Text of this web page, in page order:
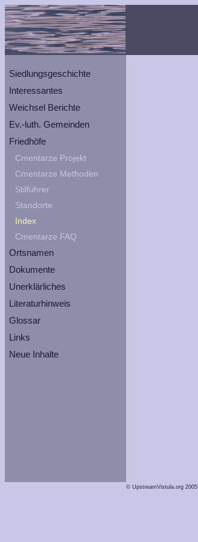
Siedlungsgeschichte
Interessantes
Weichsel Berichte
Ev.-luth. Gemeinden
Friedhöfe
Cmentarze Projekt
Cmentarze Methoden
Stilführer
Standorte
Index
Cmentarze FAQ
Ortsnamen
Dokumente
Unerklärliches
Literaturhinweis
Glossar
Links
Neue Inhalte
© UpstreamVistula.org 2005